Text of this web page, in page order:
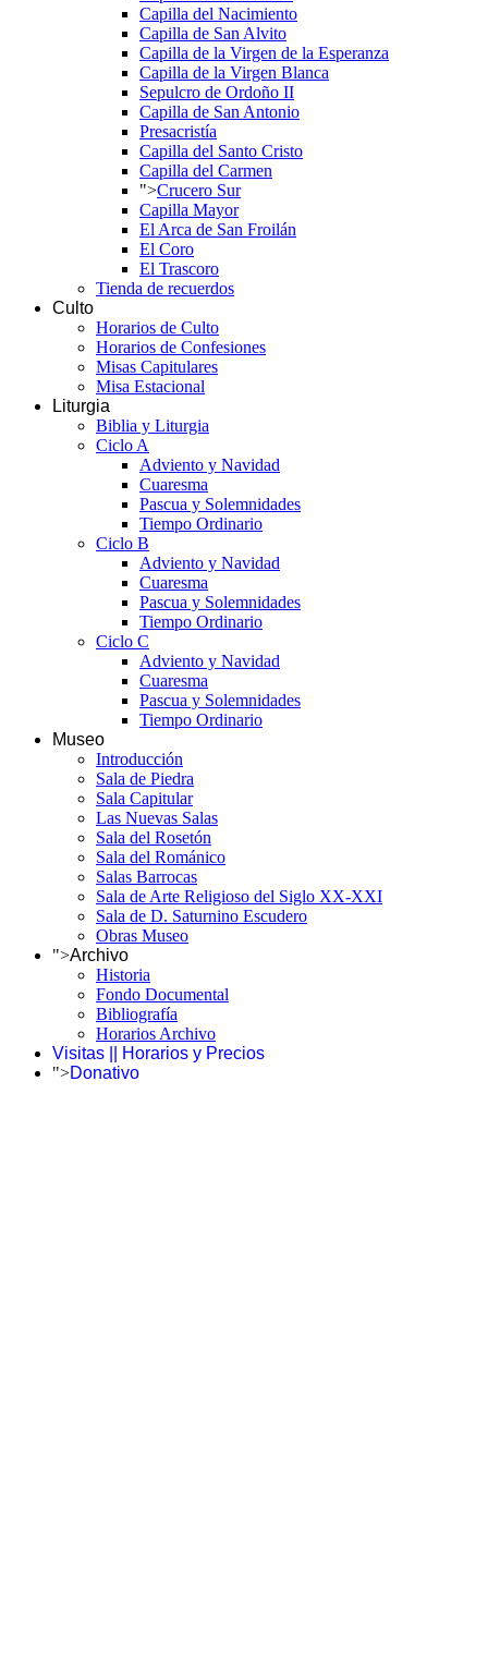
Capilla del Nacimiento
Capilla de San Alvito
Capilla de la Virgen de la Esperanza
Capilla de la Virgen Blanca
Sepulcro de Ordoño II
Capilla de San Antonio
Presacristía
Capilla del Santo Cristo
Capilla del Carmen
">Crucero Sur
Capilla Mayor
El Arca de San Froilán
El Coro
El Trascoro
Tienda de recuerdos
Culto
Horarios de Culto
Horarios de Confesiones
Misas Capitulares
Misa Estacional
Liturgia
Biblia y Liturgia
Ciclo A
Adviento y Navidad
Cuaresma
Pascua y Solemnidades
Tiempo Ordinario
Ciclo B
Adviento y Navidad
Cuaresma
Pascua y Solemnidades
Tiempo Ordinario
Ciclo C
Adviento y Navidad
Cuaresma
Pascua y Solemnidades
Tiempo Ordinario
Museo
Introducción
Sala de Piedra
Sala Capitular
Las Nuevas Salas
Sala del Rosetón
Sala del Románico
Salas Barrocas
Sala de Arte Religioso del Siglo XX-XXI
Sala de D. Saturnino Escudero
Obras Museo
">Archivo
Historia
Fondo Documental
Bibliografía
Horarios Archivo
Visitas || Horarios y Precios
">Donativo